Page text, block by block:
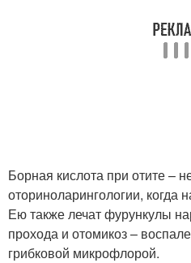
Борная кислота при отите –
оториноларингологии, когда
Ею также лечат фурункулы
прохода и отомикоз –
грибковой микрофлорой.